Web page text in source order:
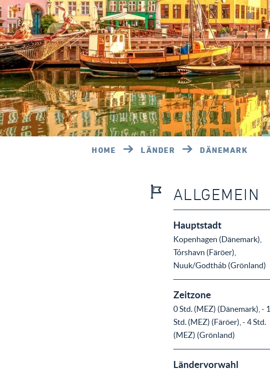
HOME LÄNDER DÄNEMARK
ALLGEMEIN
Hauptstadt
Kopenhagen (Dänemark),
Tórshavn (Färöer),
Nuuk/Godtháb (Grönland)
Zeitzone
0 Std. (MEZ) (Dänemark), - 1
Std. (MEZ) (Färöer), - 4 Std.
(MEZ) (Grönland)
Ländervorwahl